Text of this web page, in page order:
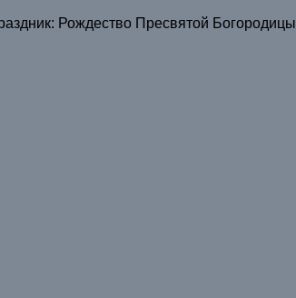
Рождество Пресвятой Богородицы